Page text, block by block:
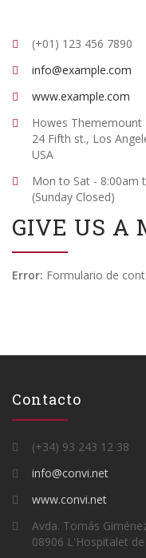
(+01) 123 456 7890
info@example.com
www.example.com
Howes Thememount
24 Fifth st., Los
USA
Mon to Sat - 8:00am
(Sunday Closed)
GIVE US A
Error: Formulario de
Contacto
(+34) 93 243 12 38
info@convi.net
www.convi.net
Avda. Tomás
08906 L'Hospitalet